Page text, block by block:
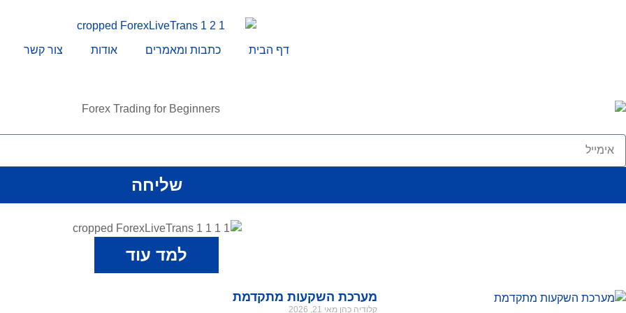
דף הבית כתבות ומאמרים אודות צור קשר
שליחה
למד עוד
מערכת השקעות מתקדמת
קלודיה כהן מאי 21, 2026